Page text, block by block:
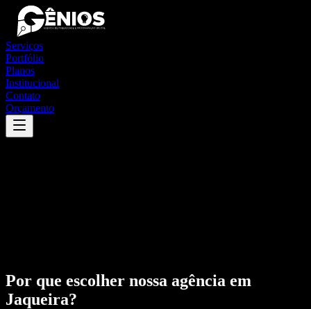
Serviços
Portfólio
Planos
Institucional
Contato
Orçamento
Por que escolher nossa agência em
Jaqueira?